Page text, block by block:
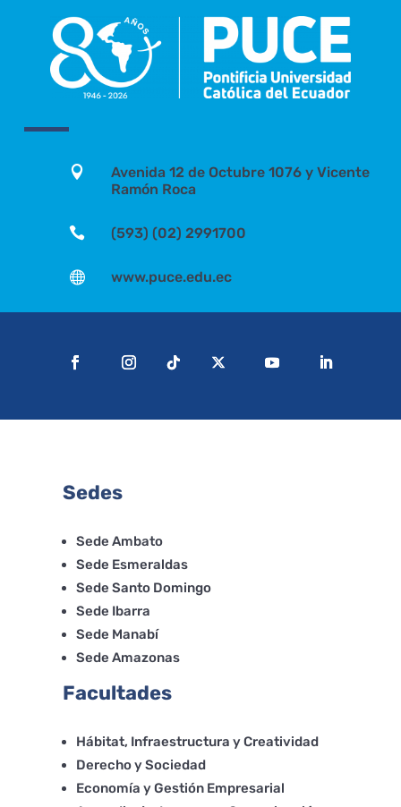

Avenida 12 de Octubre 1076 y Vicente
Ramón Roca
 (593) (02) 2991700
 www.puce.edu.ec
Sedes
Sede Ambato
Sede Esmeraldas
Sede Santo Domingo
Sede Ibarra
Sede Manabí
Sede Amazonas
Facultades
Hábitat, Infraestructura y Creatividad
Derecho y Sociedad
Economía y Gestión Empresarial